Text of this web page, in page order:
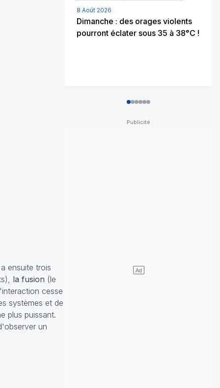
ensuite trois
la fusion (le
cesse
systèmes et de
plus puissant.
un
8 Août 2026
Dimanche : des orages violents
pourront éclater sous 35 à 38°C !
012345